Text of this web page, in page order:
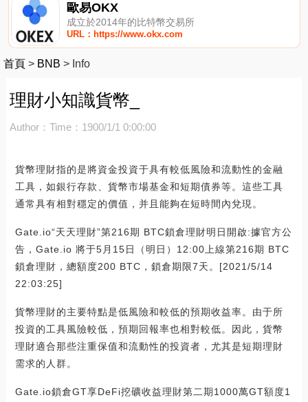
歐易OKX
成立於2014年的比特幣交易所
URL：https://www.okx.com
首頁 > BNB > Info
理財小知識貨幣_
Author： Time：1900/1/1 0:00:00
貨幣理財指的是將資金投資于具有較低風險和流動性的金融
工具，如銀行存款、貨幣市場基金和短期債券等。這些工具
通常具有相對穩定的價值，并且能夠在短時間內兌現。
Gate.io“天天理財”第216期 BTC鎖倉理財明日開啟:據官方公
告，Gate.io 將于5月15日（明日）12:00上線第216期 BTC
鎖倉理財，總額度200 BTC，鎖倉期限7天。[2021/5/14
22:03:25]
貨幣理財的主要特點是低風險和較低的預期收益率。由于所
投資的工具風險較低，預期回報率也相對較低。因此，貨幣
理財適合那些注重保值和流動性的投資者，尤其是短期理財
需求的人群。
Gate.io鎖倉GT享DeFi挖礦收益理財第二期1000萬GT額度1